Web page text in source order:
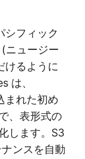
シフィック
ニュージー
けるように
は、
まれた初め
、表形式の
します。S3
ンスを自動